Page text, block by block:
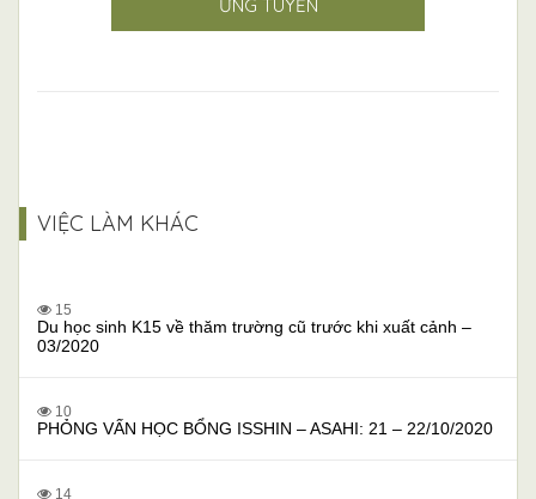
ỨNG TUYỂN
VIỆC LÀM KHÁC
15
Du học sinh K15 về thăm trường cũ trước khi xuất cảnh –
03/2020
10
PHỎNG VẤN HỌC BỔNG ISSHIN – ASAHI: 21 – 22/10/2020
14